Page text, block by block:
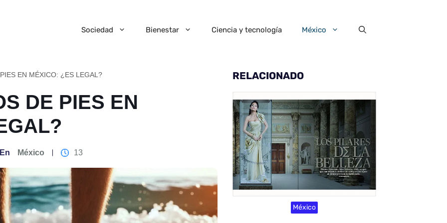
Sociedad Bienestar Ciencia y tecnología México
EN MÉXICO: ¿ES LEGAL?
DE PIES EN
En México 13
RELACIONADO
México